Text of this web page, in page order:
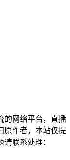
的网络平台，直播
原作者，本站仅提
联系处理：